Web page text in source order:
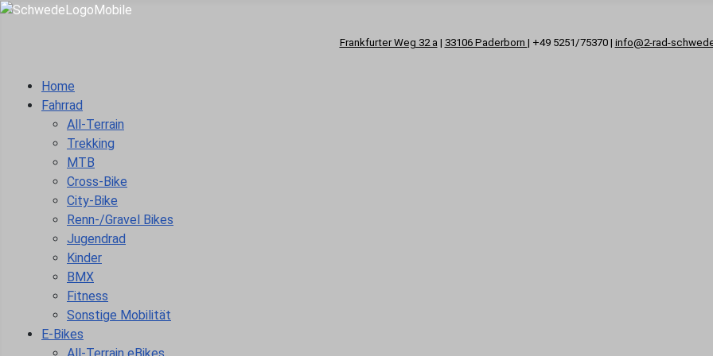
Frankfurter Weg 32 a | 33106 Paderborn | +49 5251/75370 | info@2-rad-
Home
Fahrrad
All-Terrain
Trekking
MTB
Cross-Bike
City-Bike
Renn-/Gravel Bikes
Jugendrad
Kinder
BMX
Fitness
Sonstige Mobilität
E-Bikes